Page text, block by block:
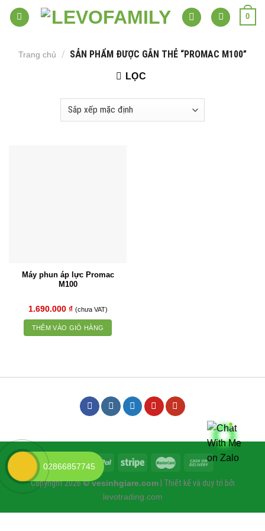
Skip
0
Trang chủ / SẢN PHẨM ĐƯỢC GẮN THẺ “PROMAC M100”
LỌC
Máy phun áp lực Promac
M100
1.690.000 ₫ (chưa VAT)
THÊM VÀO GIỎ HÀNG
Copyright 2026 ©vesinhgiare.com| Thiết kế và duy trì bởi
levotrading.com
02866857745